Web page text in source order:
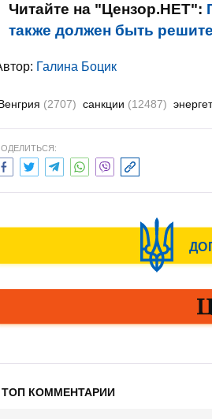
Читайте на "Цензор.НЕТ":
также должен быть
Галина Боцик
(2707) санкции (12487)
ТОП КОММЕНТАРИИ